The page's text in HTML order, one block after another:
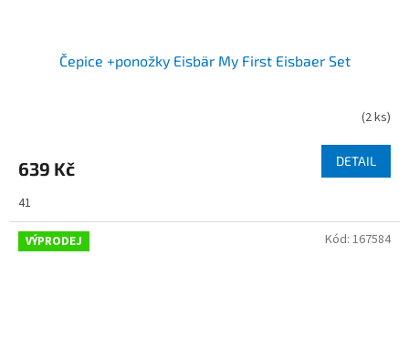
Čepice +ponožky Eisbär My First Eisbaer Set
(2 ks)
639 Kč DETAIL
41
VÝPRODEJ Kód: 167584